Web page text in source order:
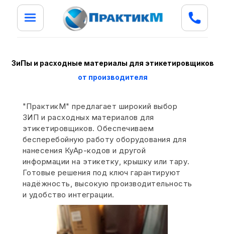
ЗиПы и расходные материалы для этикетировщиков
от производителя
"ПрактикМ" предлагает широкий выбор
ЗИП и расходных материалов для
этикетировщиков. Обеспечиваем
бесперебойную работу оборудования для
нанесения КуАр-кодов и другой
информации на этикетку, крышку или тару.
Готовые решения под ключ гарантируют
надёжность, высокую производительность
и удобство интеграции.